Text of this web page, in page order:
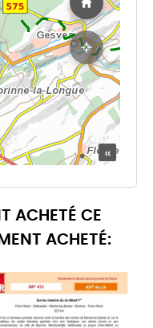
ACHETÉ CE
ACHETÉ: